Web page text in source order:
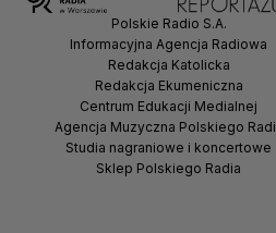
Polskie Radio S.A.
Informacyjna Agencja Radiowa
Redakcja Katolicka
Redakcja Ekumeniczna
Centrum Edukacji Medialnej
Agencja Muzyczna Polskiego
Studia nagraniowe i koncertowe
Sklep Polskiego Radia